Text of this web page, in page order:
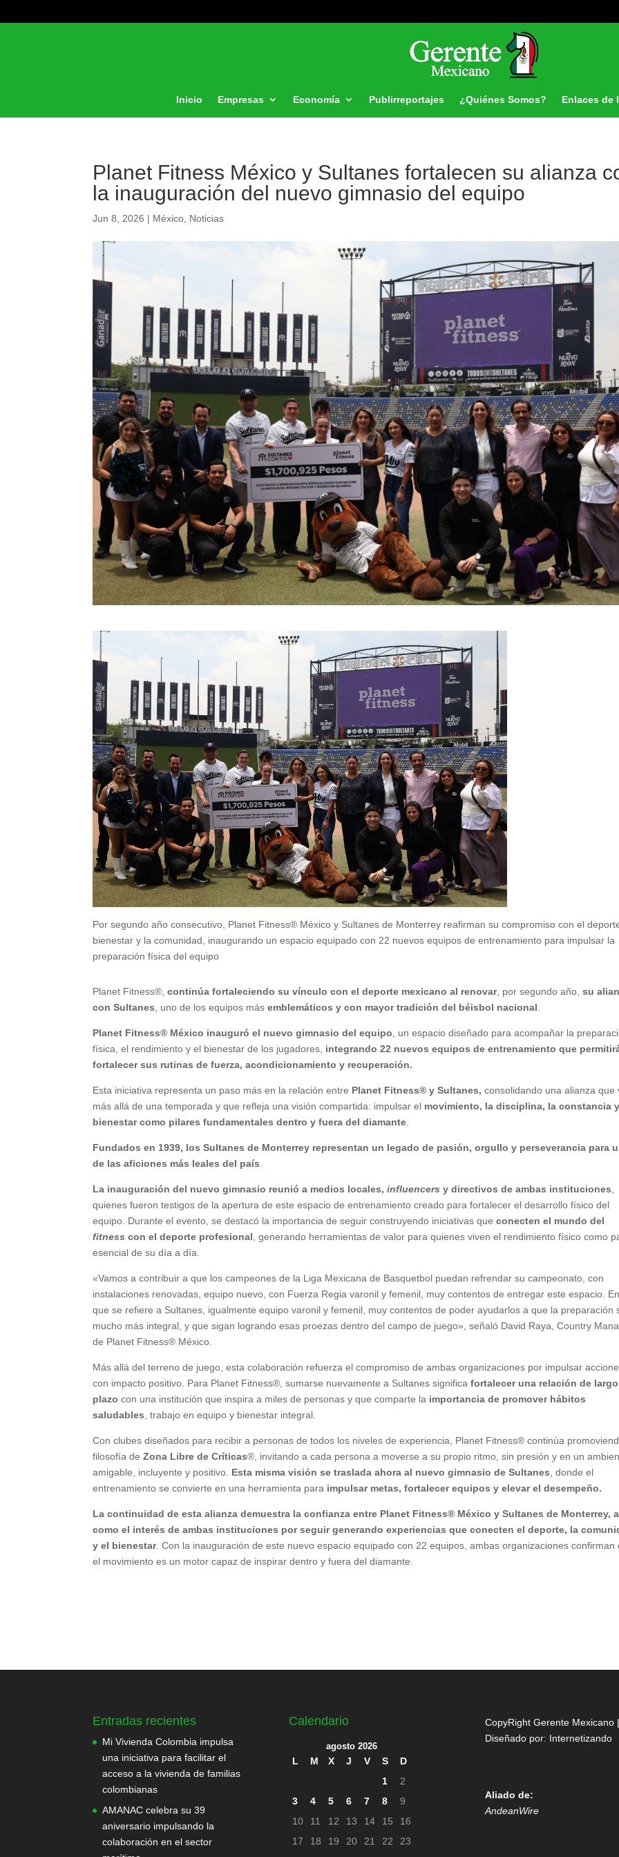
Inicio Empresas Economía Publirreportajes ¿Quiénes Somos? Enlaces de
Planet Fitness México y Sultanes fortalecen su alianza
la inauguración del nuevo gimnasio del equipo
Jun 8, 2026 | México Noticias
Por segundo año consecutivo, Planet Fitness® México y Sultanes de Monterrey reafirman su compromiso con el
bienestar y la comunidad, inaugurando un espacio equipado con 22 nuevos equipos de entrenamiento para impulsar la
preparación física del equipo
Planet Fitness®,continúa fortaleciendo su vínculo con el deporte mexicano al renovar, por segundo año,su
con Sultanes, uno de los equipos másemblemáticos y con mayor tradición del béisbol nacional.
Planet Fitness® México inauguró el nuevo gimnasio del equipo, un espacio diseñado para acompañar la
física, el rendimiento y el bienestar de los jugadores, integrando 22 nuevos equipos de entrenamiento que
fortalecer sus rutinas de fuerza, acondicionamiento y recuperación.
Esta iniciativa representa un paso más en la relación entre Planet Fitness® y Sultanes, consolidando una alianza que
más allá de una temporada y que refleja una visión compartida: impulsar el movimiento, la disciplina, la constancia
bienestar como pilares fundamentales dentro y fuera del diamante.
Fundados en 1939, los Sultanes de Monterrey representan un legado de pasión, orgullo y perseverancia para
de las aficiones más leales del país.
La inauguración del nuevo gimnasio reunió a medios locales, influencersy directivos de ambas instituciones,
quienes fueron testigos de la apertura de este espacio de entrenamiento creado para fortalecer el desarrollo físico del
equipo. Durante el evento, se destacó la importancia de seguir construyendo iniciativas que conecten el mundo del
fitnesscon el deporte profesional, generando herramientas de valor para quienes viven el rendimiento físico como
esencial de su día a día.
«Vamos a contribuir a que los campeones de la Liga Mexicana de Basquetbol puedan refrendar su campeonato, con
instalaciones renovadas, equipo nuevo, con Fuerza Regia varonil y femenil, muy contentos de entregar este espacio.
que se refiere a Sultanes, igualmente equipo varonil y femenil, muy contentos de poder ayudarlos a que la preparación
mucho más integral, y que sigan logrando esas proezas dentro del campo de juego», señaló David Raya, Country
de Planet Fitness® México.
Más allá del terreno de juego, esta colaboración refuerza el compromiso de ambas organizaciones por impulsar
con impacto positivo. Para Planet Fitness®, sumarse nuevamente a Sultanes significafortalecer una relación de largo
plazo con una institución que inspira a miles de personas y que comparte la importancia de promover hábitos
saludables, trabajo en equipo y bienestar integral.
Con clubes diseñados para recibir a personas de todos los niveles de experiencia, Planet Fitness® continúa
filosofía deZona Libre de Críticas®, invitando a cada persona a moverse a su propio ritmo, sin presión y en un
amigable, incluyente y positivo. Esta misma visión se traslada ahora al nuevo gimnasio de Sultanes, donde el
entrenamiento se convierte en una herramienta para impulsar metas, fortalecer equipos y elevar el desempeño.
La continuidad de esta alianza demuestra la confianza entre Planet Fitness® México y Sultanes de Monterrey,
como el interés de ambas instituciones por seguir generando experiencias que conecten el deporte, la
y el bienestar. Con la inauguración de este nuevo espacio equipado con 22 equipos, ambas organizaciones confirman
el movimiento es un motor capaz de inspirar dentro y fuera del diamante.
Entradas recientes
Mi Vivienda Colombia impulsa
una iniciativa para facilitar el
acceso a la vivienda de familias
colombianas
AMANAC celebra su 39
aniversario impulsando la
colaboración en el sector
Calendario
agosto 2026
L M X J V S
D
1
2
3
4 5 6 7 8
9
10
11 12 13 14 15
16
17
18 19 20 21 22
23
CopyRight Gerente Mexicano |
Diseñado por: Internetizando
Aliado de:
AndeanWire